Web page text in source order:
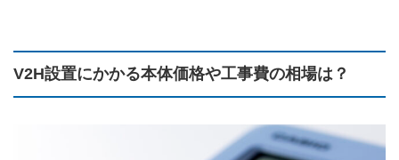
V2H設置にかかる本体価格や工事費の相場は？